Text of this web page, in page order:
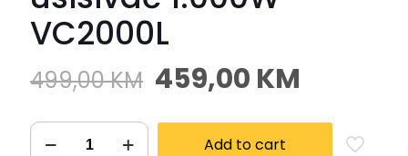
VC2000L
499,00KM 459,00 KM
Add to cart